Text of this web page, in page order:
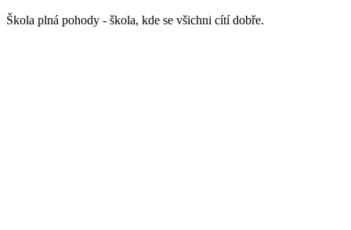
Škola plná pohody - škola, kde se všichni cítí dobře.